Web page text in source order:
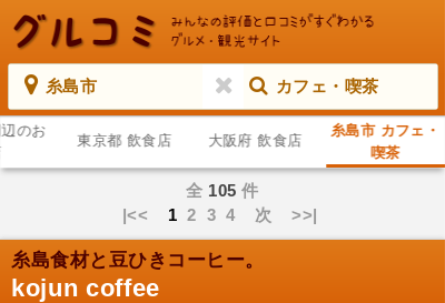
糸島市 カフェ・喫茶
のお
東京都 飲食店 大阪府 飲食店
糸島市 カフェ・
喫茶
全 105 件
|<< 12 3 4 次 >>|
糸島食材と豆ひきコーヒー。
kojun coffee